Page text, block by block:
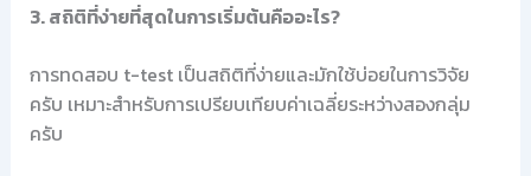
3. สถิติที่ง่ายที่สุดในการเริ่มต้นคืออะไร?
การทดสอบ t-test เป็นสถิติที่ง่ายและมักใช้บ่อยในการวิจัย
ครับ เหมาะสำหรับการเปรียบเทียบค่าเฉลี่ยระหว่างสองกลุ่ม
ครับ